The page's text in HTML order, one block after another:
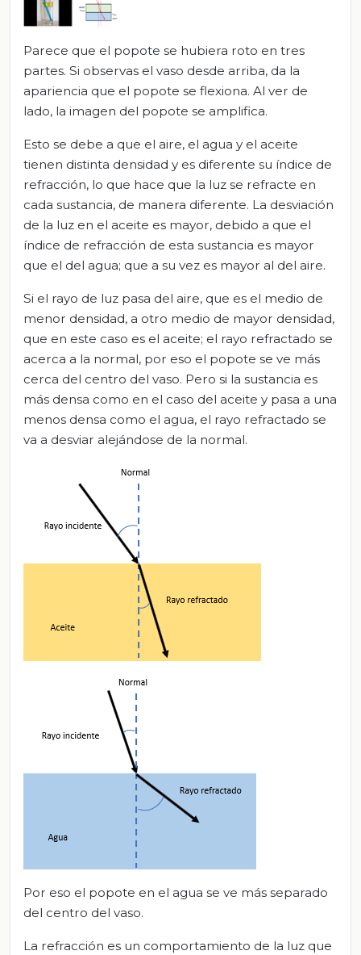
Parece que el popote se hubiera roto en tres
partes. Si observas el vaso desde arriba, da la
apariencia que el popote se flexiona. Al ver de
lado, la imagen del popote se amplifica.
Esto se debe a que el aire, el agua y el aceite
tienen distinta densidad y es diferente su índice de
refracción, lo que hace que la luz se refracte en
cada sustancia, de manera diferente. La desviación
de la luz en el aceite es mayor, debido a que el
índice de refracción de esta sustancia es mayor
que el del agua; que a su vez es mayor al del aire.
Si el rayo de luz pasa del aire, que es el medio de
menor densidad, a otro medio de mayor densidad,
que en este caso es el aceite; el rayo refractado se
acerca a la normal, por eso el popote se ve más
cerca del centro del vaso. Pero si la sustancia es
más densa como en el caso del aceite y pasa a una
menos densa como el agua, el rayo refractado se
va a desviar alejándose de la normal.
Por eso el popote en el agua se ve más separado
del centro del vaso.
La refracción es un comportamiento de la luz que